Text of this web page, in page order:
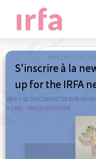
IRFA > SE DOCUMENTER SUR UN
> 1842 – PASQUIER PIERRE
S'inscrire à la
up for the IRFA